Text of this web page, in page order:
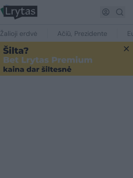
Žalioji erdvė Ačiū, Prezidente